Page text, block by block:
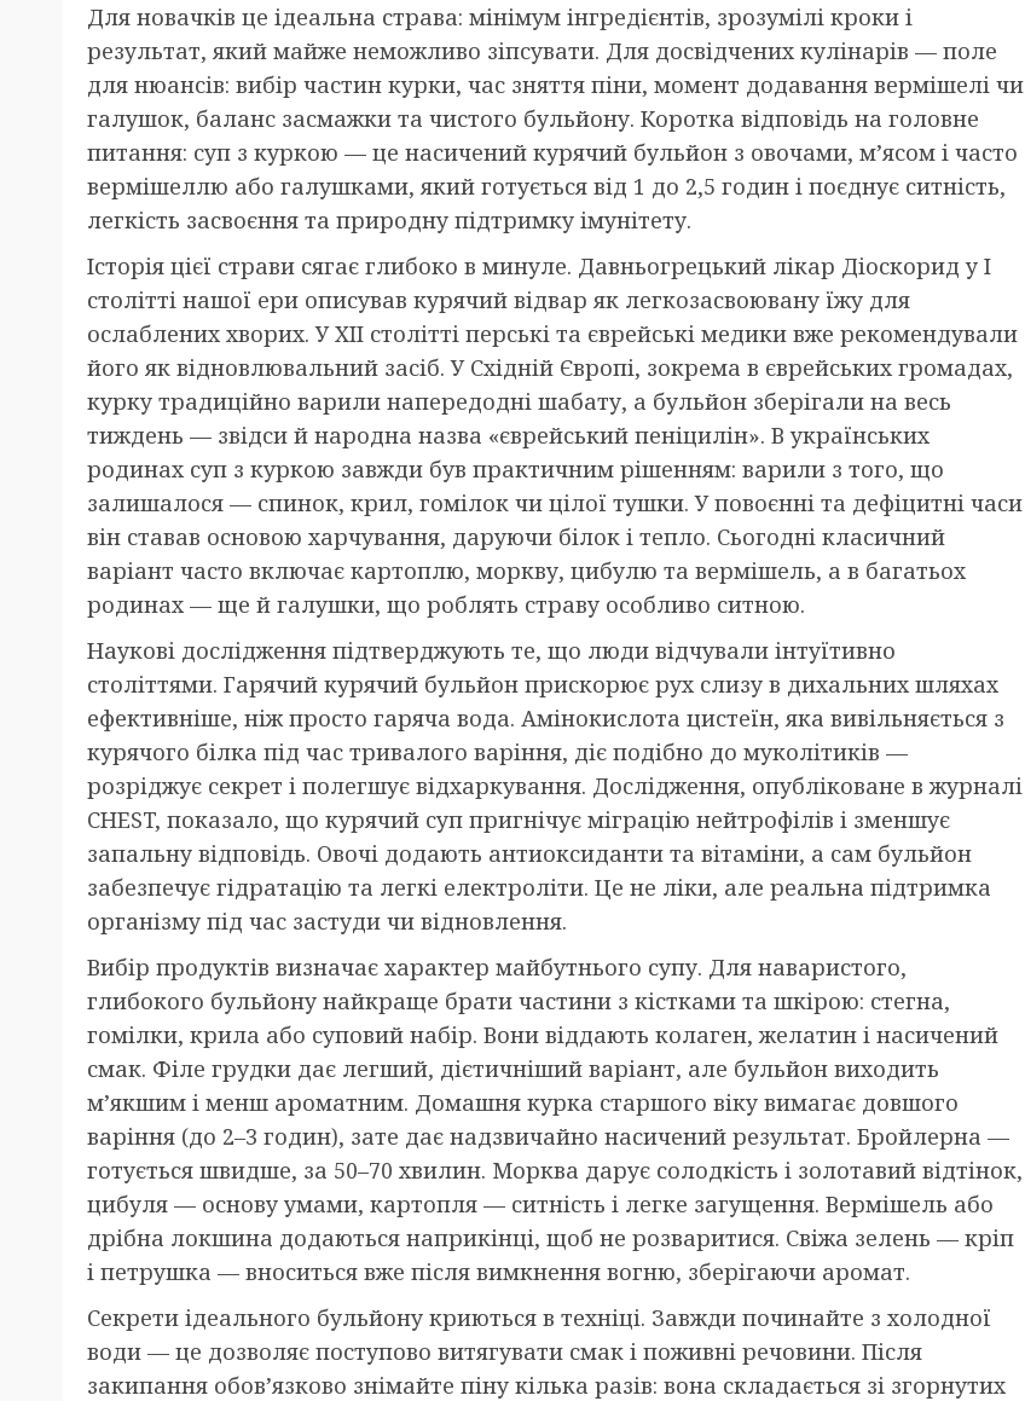
Для новачків це ідеальна страва: мінімум інгредієнтів, зрозумілі кроки і
результат, який майже неможливо зіпсувати. Для досвідчених кулінарів — поле
для нюансів: вибір частин курки, час зняття піни, момент додавання вермішелі чи
галушок, баланс засмажки та чистого бульйону. Коротка відповідь на головне
питання: суп з куркою — це насичений курячий бульйон з овочами, м’ясом і часто
вермішеллю або галушками, який готується від 1 до 2,5 годин і поєднує ситність,
легкість засвоєння та природну підтримку імунітету.
Історія цієї страви сягає глибоко в минуле. Давньогрецький лікар Діоскорид у I
столітті нашої ери описував курячий відвар як легкозасвоювану їжу для
ослаблених хворих. У XII столітті перські та єврейські медики вже рекомендували
його як відновлювальний засіб. У Східній Європі, зокрема в єврейських громадах,
курку традиційно варили напередодні шабату, а бульйон зберігали на весь
тиждень — звідси й народна назва «єврейський пеніцилін». В українських
родинах суп з куркою завжди був практичним рішенням: варили з того, що
залишалося — спинок, крил, гомілок чи цілої тушки. У повоєнні та дефіцитні часи
він ставав основою харчування, даруючи білок і тепло. Сьогодні класичний
варіант часто включає картоплю, моркву, цибулю та вермішель, а в багатьох
родинах — ще й галушки, що роблять страву особливо ситною.
Наукові дослідження підтверджують те, що люди відчували інтуїтивно
століттями. Гарячий курячий бульйон прискорює рух слизу в дихальних шляхах
ефективніше, ніж просто гаряча вода. Амінокислота цистеїн, яка вивільняється з
курячого білка під час тривалого варіння, діє подібно до муколітиків —
розріджує секрет і полегшує відхаркування. Дослідження, опубліковане в журналі
CHEST, показало, що курячий суп пригнічує міграцію нейтрофілів і зменшує
запальну відповідь. Овочі додають антиоксиданти та вітаміни, а сам бульйон
забезпечує гідратацію та легкі електроліти. Це не ліки, але реальна підтримка
організму під час застуди чи відновлення.
Вибір продуктів визначає характер майбутнього супу. Для наваристого,
глибокого бульйону найкраще брати частини з кістками та шкірою: стегна,
гомілки, крила або суповий набір. Вони віддають колаген, желатин і насичений
смак. Філе грудки дає легший, дієтичніший варіант, але бульйон виходить
м’якшим і менш ароматним. Домашня курка старшого віку вимагає довшого
варіння (до 2–3 годин), зате дає надзвичайно насичений результат. Бройлерна —
готується швидше, за 50–70 хвилин. Морква дарує солодкість і золотавий відтінок,
цибуля — основу умами, картопля — ситність і легке загущення. Вермішель або
дрібна локшина додаються наприкінці, щоб не розваритися. Свіжа зелень — кріп
і петрушка — вноситься вже після вимкнення вогню, зберігаючи аромат.
Секрети ідеального бульйону криються в техніці. Завжди починайте з холодної
води — це дозволяє поступово витягувати смак і поживні речовини. Після
закипання обов’язково знімайте піну кілька разів: вона складається зі згорнутих